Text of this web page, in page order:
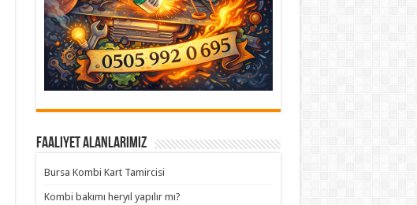
Faaliyet Alanlarımız
Bursa Kombi Kart Tamircisi
Kombi bakımı heryıl yapılır mı?